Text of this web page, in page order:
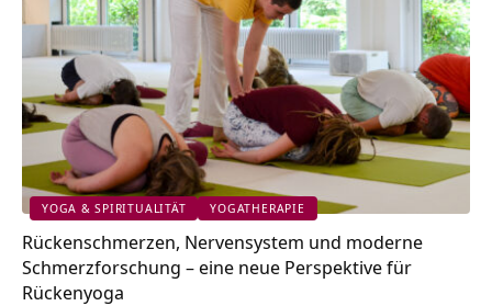
YOGA & SPIRITUALITÄT YOGATHERAPIE
Rückenschmerzen, Nervensystem und moderne
Schmerzforschung – eine neue Perspektive für
Rückenyoga